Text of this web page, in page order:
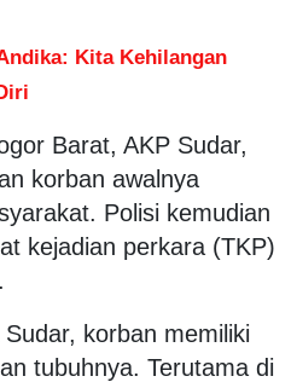
Kita Kehilangan
Barat, AKP Sudar,
korban awalnya
Polisi kemudian
kejadian perkara (TKP)
korban memiliki
tubuhnya. Terutama di